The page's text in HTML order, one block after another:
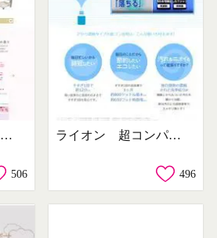
アロマリッチ 香りのミスト
506
ライオン 超コンパクト洗剤
496